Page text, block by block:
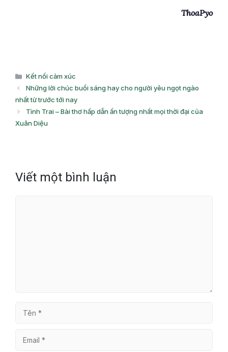
ThoaPyo
Danh
mục
Kết nối cảm xúc
Những lời chúc buổi sáng hay cho người yêu ngọt ngào
nhất từ trước tới nay
Tình Trai – Bài thơ hấp dẫn ấn tượng nhất mọi thời đại của
Xuân Diệu
Viết một bình luận
Tên
Email